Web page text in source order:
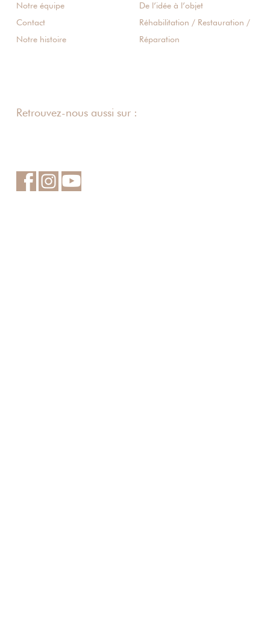
Notre équipe
Contact
Notre histoire
De l’idée à l’objet
Réhabilitation / Restauration /
Réparation
Retrouvez-nous aussi sur :